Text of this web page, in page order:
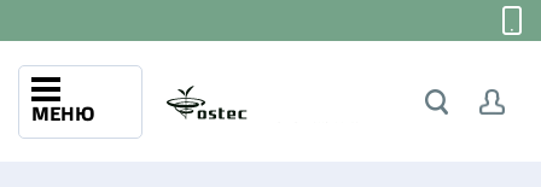
МЕНЮ